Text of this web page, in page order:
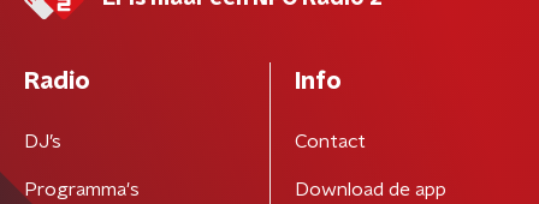
Radio
DJ’s
Programma's
Info
Contact
Download de app